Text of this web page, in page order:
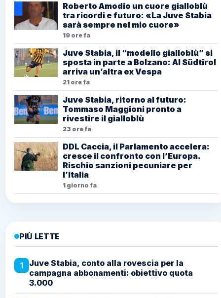
Roberto Amodio un cuore gialloblù
tra ricordi e futuro: «La Juve Stabia
sarà sempre nel mio cuore»
19 ore fa
Juve Stabia, il “modello gialloblù” si
sposta in parte a Bolzano: Al Südtirol
arriva un’altra ex Vespa
21 ore fa
Juve Stabia, ritorno al futuro:
Tommaso Maggioni pronto a
rivestire il gialloblù
23 ore fa
DDL Caccia, il Parlamento accelera:
cresce il confronto con l’Europa.
Rischio sanzioni pecuniare per
l’Italia
1 giorno fa
PIÙ LETTE
1
Juve Stabia, conto alla rovescia per la
campagna abbonamenti: obiettivo quota
3.000